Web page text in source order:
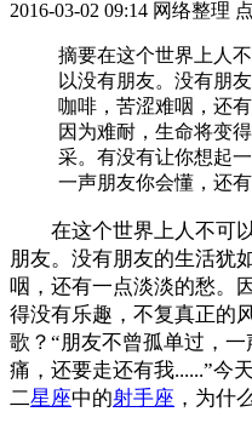
2016-03-02 09:14 网络整理
摘要在这个世界上人
以没有朋友。没有朋
咖啡，苦涩难咽，还
因为难耐，生命将变
采。有没有让你想起
一声朋友你会懂，还
在这个世界上人不可
朋友。没有朋友的生活犹
咽，还有一点淡淡的愁。
得没有乐趣，不复真正的
歌？“朋友不曾孤单过，
痛，还要走还有我......”今
二星座中的射手座 ，为什